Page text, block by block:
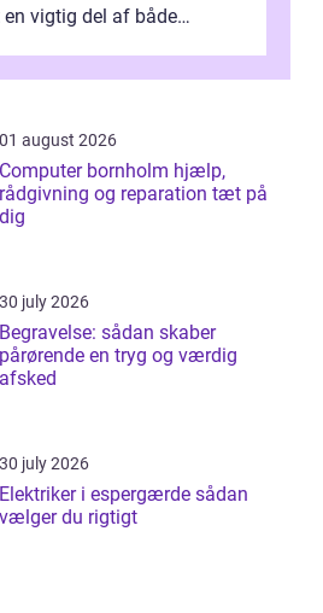
vigtig del af både
01 august 2026
Computer bornholm hjælp,
rådgivning og reparation tæt på
dig
30 july 2026
Begravelse: sådan skaber
pårørende en tryg og værdig
afsked
30 july 2026
Elektriker i espergærde sådan
vælger du rigtigt